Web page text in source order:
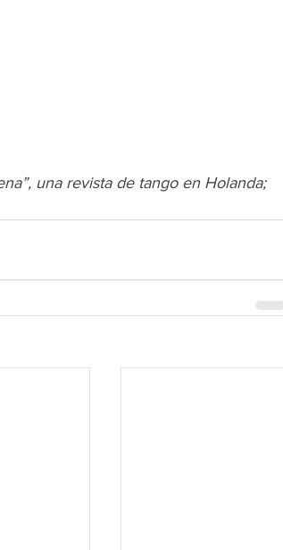
una revista de tango en Holanda;